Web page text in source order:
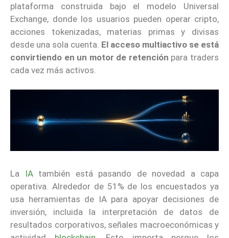
plataforma construida bajo el modelo Universal
Exchange, donde los usuarios pueden operar cripto,
acciones tokenizadas, materias primas y divisas
desde una sola cuenta. El acceso multiactivo se está
convirtiendo en un motor de retención para traders
cada vez más activos.
La IAtambién está pasando de novedad a capa
operativa. Alrededor de 51% de los encuestados ya
usa herramientas de IA para apoyar decisiones de
inversión, incluida la interpretación de datos de
resultados corporativos, señales macroeconómicas y